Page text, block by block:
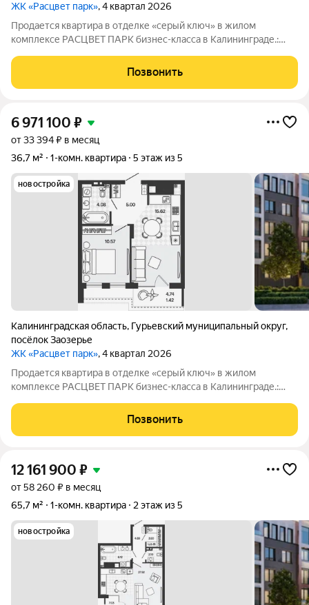
ЖК «Расцвет парк», 4 квартал 2026
Продается квартира в отделке «серый ключ» в жилом
комплексе РАСЦВЕТ ПАРК бизнес-класса в Калининграде.:
Виды на озеро и природу благодаря панорамному остеклению.
Продуманная
Позвонить
6 971 100 ₽
от 33 394 ₽ в месяц
36,7 м²
1-комн. квартира 5 этаж из 5
новостройка
Калининградская область, Гурьевский муниципальный округ,
посёлок Заозерье
ЖК «Расцвет парк», 4 квартал 2026
Продается квартира в отделке «серый ключ» в жилом
комплексе РАСЦВЕТ ПАРК бизнес-класса в Калининграде.:
Виды на озеро и природу благодаря панорамному остеклению.
Продуманная
Позвонить
12 161 900 ₽
от 58 260 ₽ в месяц
65,7 м²
1-комн. квартира 2 этаж из 5
новостройка